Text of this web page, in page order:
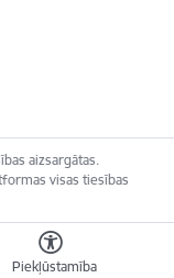
Piekļūstamība
aizsargātas.
visas tiesības